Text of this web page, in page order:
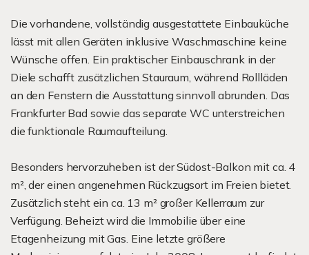
Die vorhandene, vollständig ausgestattete Einbauküche
lässt mit allen Geräten inklusive Waschmaschine keine
Wünsche offen. Ein praktischer Einbauschrank in der
Diele schafft zusätzlichen Stauraum, während Rollläden
an den Fenstern die Ausstattung sinnvoll abrunden. Das
Frankfurter Bad sowie das separate WC unterstreichen
die funktionale Raumaufteilung.
Besonders hervorzuheben ist der Südost-Balkon mit ca. 4
m², der einen angenehmen Rückzugsort im Freien bietet.
Zusätzlich steht ein ca. 13 m² großer Kellerraum zur
Verfügung. Beheizt wird die Immobilie über eine
Etagenheizung mit Gas. Eine letzte größere